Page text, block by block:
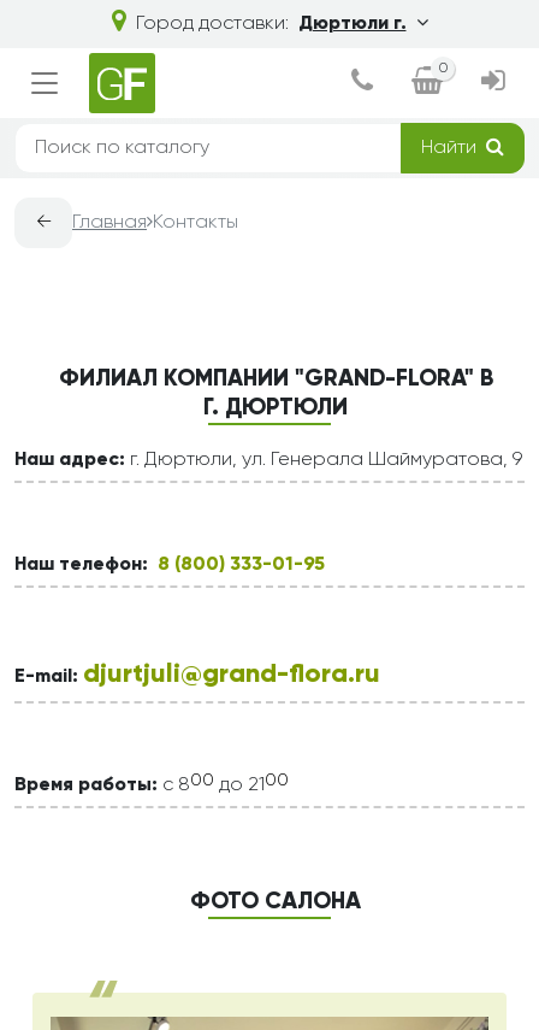
Город доставки: Дюртюли г.
0
Найти
← Главная Контакты
ФИЛИАЛ КОМПАНИИ "GRAND-FLORA" В
Г. ДЮРТЮЛИ
Наш адрес: г. Дюртюли, ул. Генерала Шаймуратова, 9
Наш телефон: 8 (800) 333-01-95
E-mail: djurtjuli@grand-flora.ru
Время работы: с 800 до 2100
ФОТО САЛОНА